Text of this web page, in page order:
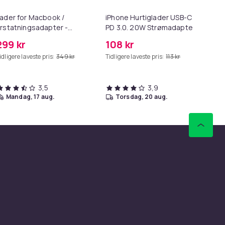
for Macbook /
-
kr
laveste pris: 349 kr
3,5
mandag, 17 aug.
iPhone Hurtiglader USB-C
PD 3.0. 20W Strømadapter
108 kr
Tidligere laveste pris: 113 kr
3,9
torsdag, 20 aug.